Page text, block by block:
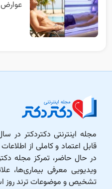
قابل اعتماد و کاملی از
در حال حاضر، تمرکز مجله
ویدیویی معرفی بیماری‌ها،
تشخیص و موضوعات ترند روز